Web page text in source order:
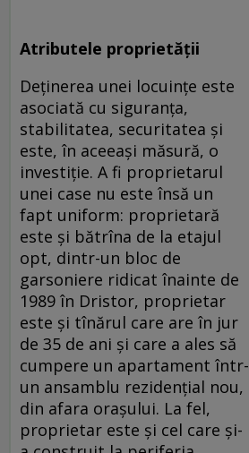
Atributele proprietății
Deținerea unei locuințe este
asociată cu siguranța,
stabilitatea, securitatea și
este, în aceeași măsură, o
investiție. A fi proprietarul
unei case nu este însă un
fapt uniform: proprietară
este și bătrîna de la etajul
opt, dintr-un bloc de
garsoniere ridicat înainte de
1989 în Dristor, proprietar
este și tînărul care are în jur
de 35 de ani și care a ales să
cumpere un apartament într-
un ansamblu rezidențial nou,
din afara orașului. La fel,
proprietar este și cel care și-